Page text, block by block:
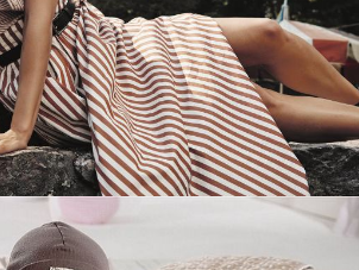
для сети магазинов
Soho Project
Смотреть проект